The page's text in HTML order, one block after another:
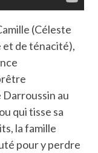
(Céleste
et de ténacité),
au
qui tisse sa
la famille
pour y perdre